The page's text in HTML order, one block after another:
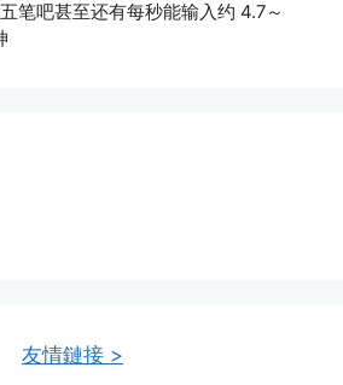
笔吧甚至还有每秒能输入约 4.7～
友情鏈接 >